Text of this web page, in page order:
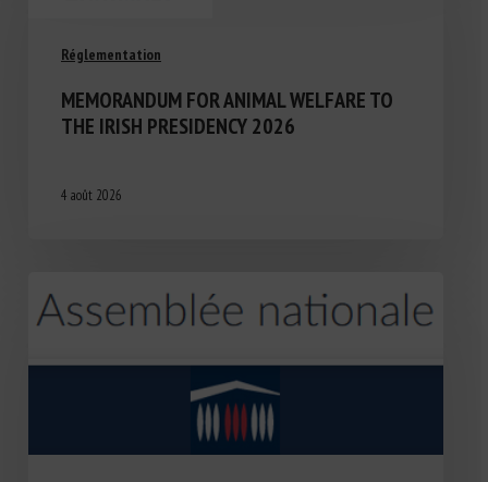
Réglementation
MEMORANDUM FOR ANIMAL WELFARE TO
THE IRISH PRESIDENCY 2026
4 août 2026